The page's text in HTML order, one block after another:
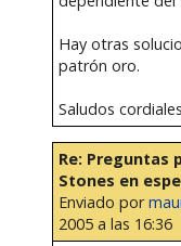
Hay otras
patrón oro.
Saludos
Re: Preguntas
Stones en
Enviado por
2005 a las 16:36